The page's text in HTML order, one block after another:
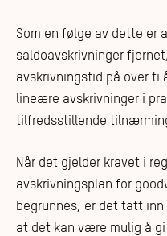
Som en følge av dette er
saldoavskrivninger
avskrivningstid på over ti
lineære avskrivninger i
tilfredsstillende
Når det gjelder kravet i
avskrivningsplan for
begrunnes, er det tatt
at det kan være mulig å